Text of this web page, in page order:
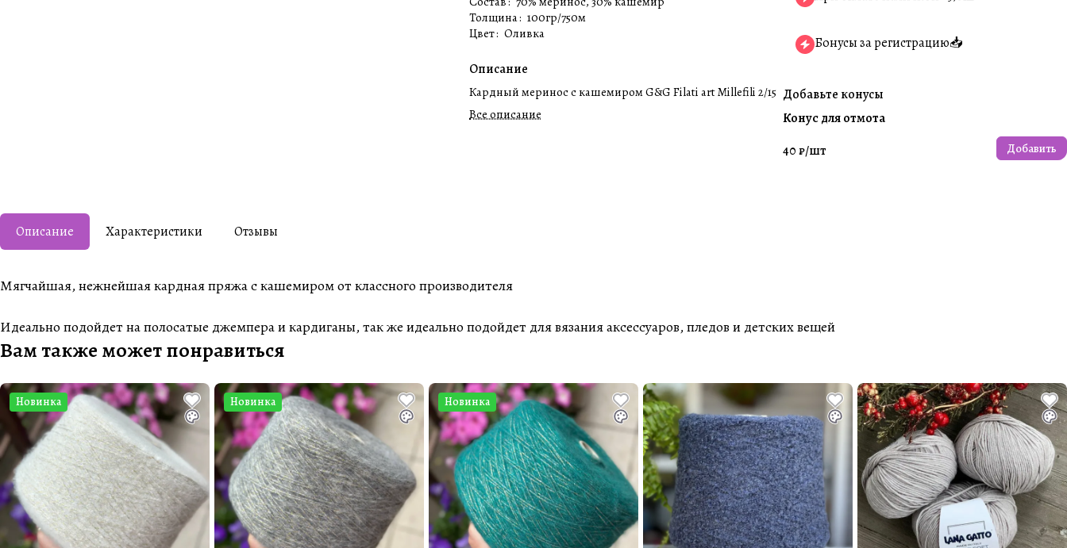
Толщина: 100гр/750м
Цвет: Оливка
Описание
Кардный меринос с кашемиром G&G Filati art Millefili 2/15
Все описание
Бонусы за регистрацию📥
Добавьте конусы
Конус для отмота
40 ₽/шт Добавить
Описание Характеристики Отзывы
Мягчайшая, нежнейшая кардная пряжа с кашемиром от классного производителя
Идеально подойдет на полосатые джемпера и кардиганы, так же идеально подойдет для вязания аксессуаров, пледов и детских вещей
Вам также может понравиться
Новинка Новинка Новинка